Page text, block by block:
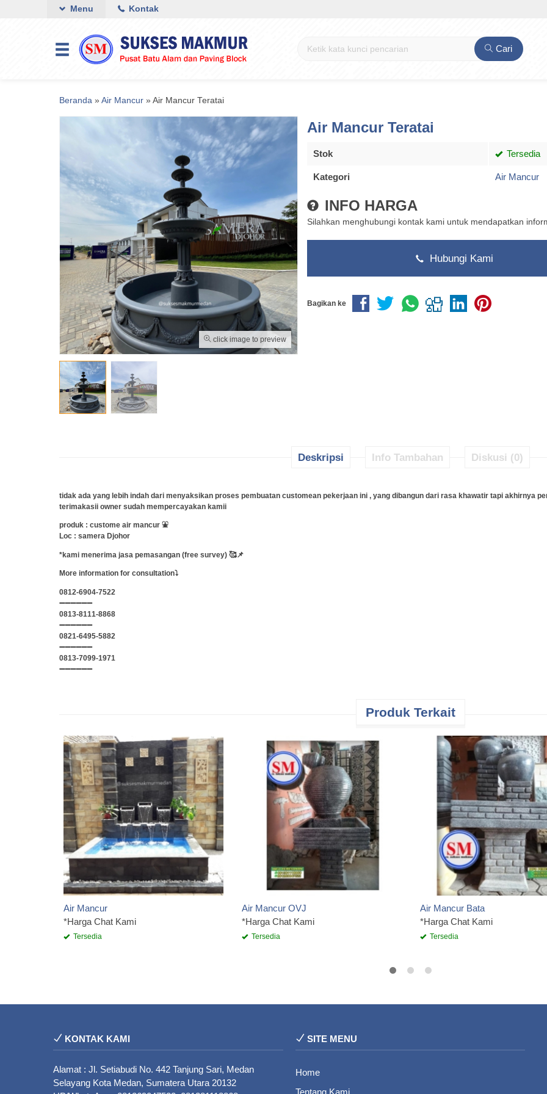
Menu Kontak
Cari
Beranda » Air Mancur » Air Mancur Teratai
click image to preview
Air Mancur Teratai
Stok Tersedia
Kategori Air Mancur
INFO HARGA
Silahkan menghubungi kontak kami untuk mendapatkan
Hubungi Kami
Bagikan ke
Deskripsi Info Tambahan Diskusi (0)
tidak ada yang lebih indah dari menyaksikan proses pembuatan customean pekerjaan ini , yang dibangun dari rasa khawatir tapi akhirnya
terimakasii owner sudah mempercayakan kamii
produk : custome air mancur ⛲️
Loc : samera Djohor
*kami menerima jasa pemasangan (free survey) 🥰📌
More information for consultation⤵️
0812-6904-7522
➖➖➖➖➖➖
0813-8111-8868
➖➖➖➖➖➖
0821-6495-5882
➖➖➖➖➖➖
0813-7099-1971
➖➖➖➖➖➖
Produk Terkait
Air Mancur
*Harga Chat Kami
Tersedia
Air Mancur OVJ
*Harga Chat Kami
Tersedia
Air Mancur Bata
*Harga Chat Kami
Tersedia
KONTAK KAMI
Alamat : Jl. Setiabudi No. 442 Tanjung Sari, Medan
Selayang Kota Medan, Sumatera Utara 20132
SITE MENU
Home